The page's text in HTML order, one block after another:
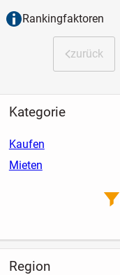
Rankingfaktoren
zurück
Kategorie
Kaufen
Mieten
Region